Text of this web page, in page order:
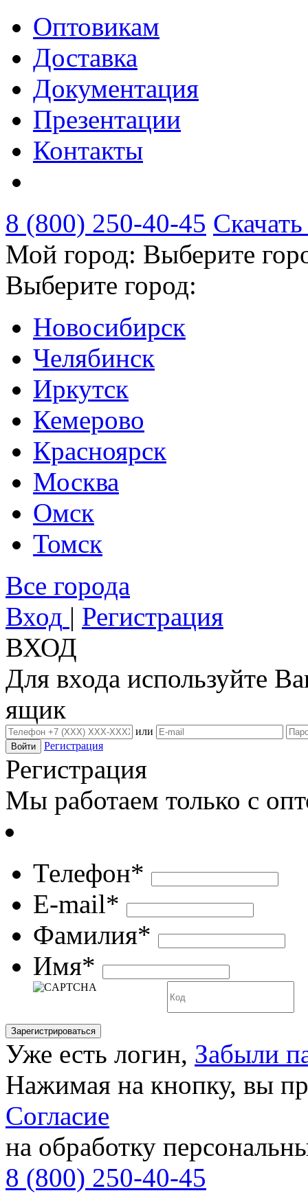
Оптовикам
Доставка
Документация
Презентации
Контакты
8 (800) 250-40-45
Мой город: Выберите
Выберите город:
Новосибирск
Челябинск
Иркутск
Кемерово
Красноярск
Москва
Омск
Томск
Все города
Вход | Регистрация
ВХОД
Для входа используйте
ящик
или
Регистрация
Регистрация
Мы работаем только с
Телефон*
E-mail*
Фамилия*
Имя*
Уже есть логин, Забыли
Нажимая на кнопку, вы
Согласие
на обработку
8 (800) 250-40-45